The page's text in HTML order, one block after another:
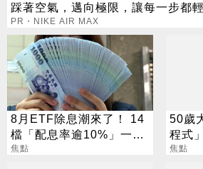
踩著空氣，邁向極限，讓每一步都
PR・NIKE AIR MAX
8月ETF除息潮來了！ 14
檔「配息率逾10%」一次
看
焦點
50歲
程式
普 直
焦點